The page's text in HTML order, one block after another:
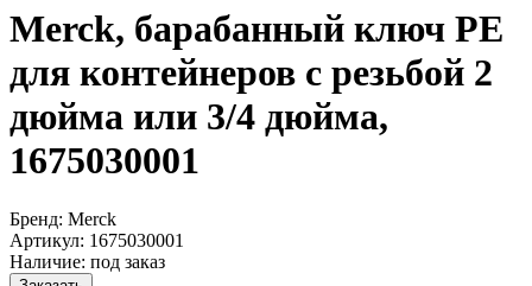
Merck, барабанный ключ PE
для контейнеров с резьбой 2
дюйма или 3/4 дюйма,
1675030001
Бренд: Merck
Артикул: 1675030001
Наличие: под заказ